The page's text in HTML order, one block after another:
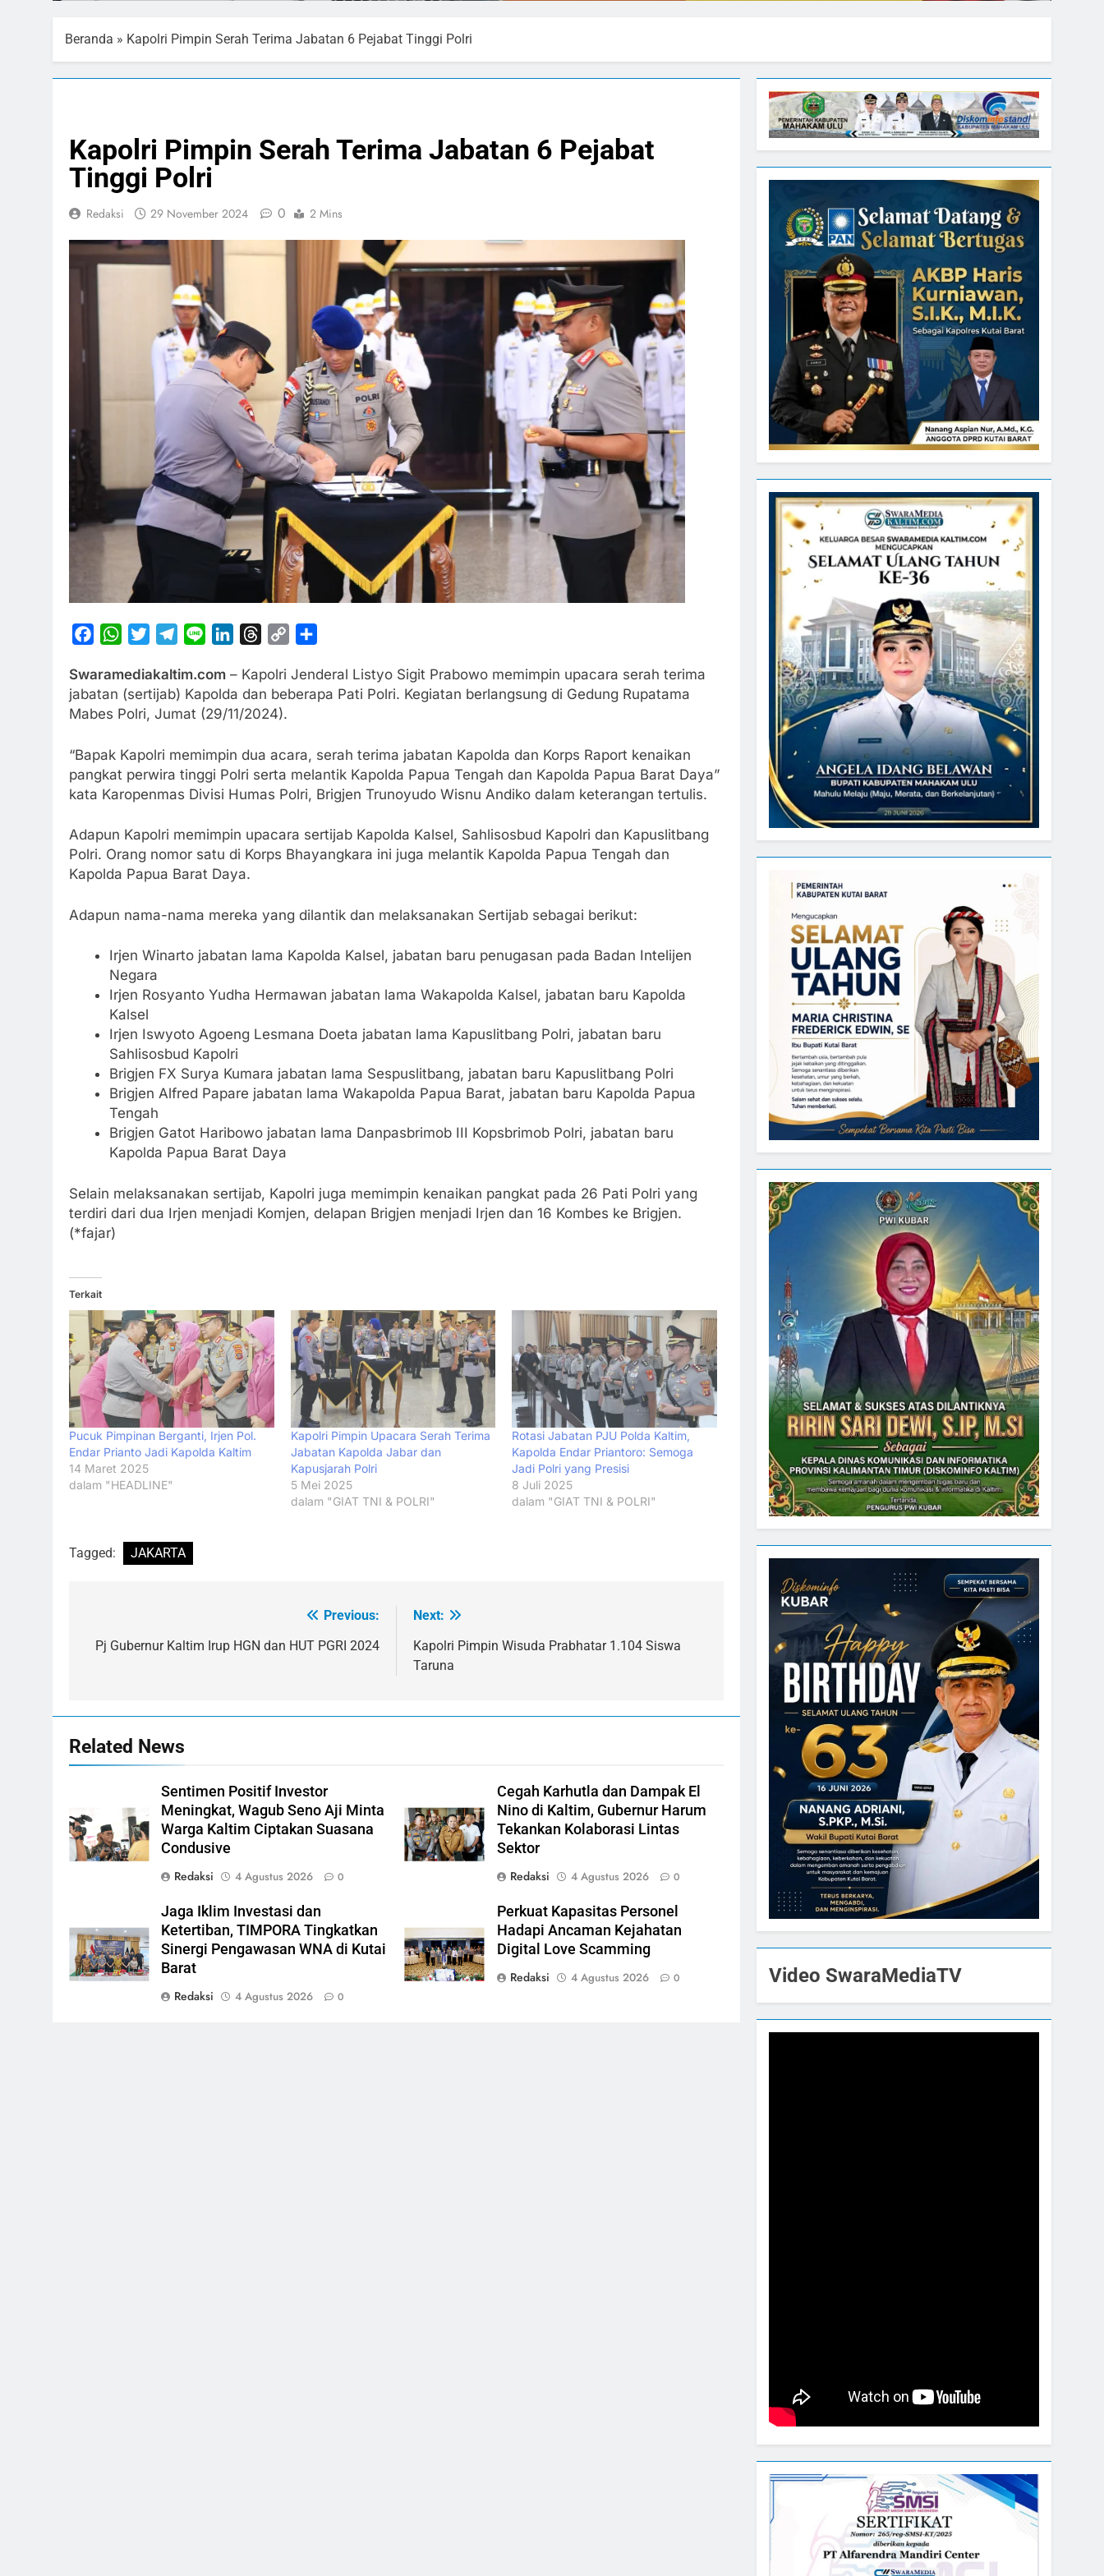
Beranda » Kapolri Pimpin Serah Terima Jabatan 6 Pejabat Tinggi Polri
Kapolri Pimpin Serah Terima Jabatan 6 Pejabat
Tinggi Polri
Redaksi 29 November 2024 0 2 Mins
FacebookWhatsApp
TwitterTelegram
Line LinkedInThreads
Copy
Swaramediakaltim.com – Kapolri Jenderal Listyo Sigit Prabowo memimpin upacara serah terima
jabatan (sertijab) Kapolda dan beberapa Pati Polri. Kegiatan berlangsung di Gedung Rupatama
Mabes Polri, Jumat (29/11/2024).
“Bapak Kapolri memimpin dua acara, serah terima jabatan Kapolda dan Korps Raport kenaikan
pangkat perwira tinggi Polri serta melantik Kapolda Papua Tengah dan Kapolda Papua Barat Daya”
kata Karopenmas Divisi Humas Polri, Brigjen Trunoyudo Wisnu Andiko dalam keterangan tertulis.
Adapun Kapolri memimpin upacara sertijab Kapolda Kalsel, Sahlisosbud Kapolri dan Kapuslitbang
Polri. Orang nomor satu di Korps Bhayangkara ini juga melantik Kapolda Papua Tengah dan
Kapolda Papua Barat Daya.
Adapun nama-nama mereka yang dilantik dan melaksanakan Sertijab sebagai berikut:
Irjen Winarto jabatan lama Kapolda Kalsel, jabatan baru penugasan pada Badan Intelijen
Negara
Irjen Rosyanto Yudha Hermawan jabatan lama Wakapolda Kalsel, jabatan baru Kapolda
Kalsel
Irjen Iswyoto Agoeng Lesmana Doeta jabatan lama Kapuslitbang Polri, jabatan baru
Sahlisosbud Kapolri
Brigjen FX Surya Kumara jabatan lama Sespuslitbang, jabatan baru Kapuslitbang Polri
Brigjen Alfred Papare jabatan lama Wakapolda Papua Barat, jabatan baru Kapolda Papua
Tengah
Brigjen Gatot Haribowo jabatan lama Danpasbrimob III Kopsbrimob Polri, jabatan baru
Kapolda Papua Barat Daya
Selain melaksanakan sertijab, Kapolri juga memimpin kenaikan pangkat pada 26 Pati Polri yang
terdiri dari dua Irjen menjadi Komjen, delapan Brigjen menjadi Irjen dan 16 Kombes ke Brigjen.
(*fajar)
Terkait
Pucuk Pimpinan Berganti, Irjen Pol.
Endar Prianto Jadi Kapolda Kaltim
14 Maret 2025
dalam "HEADLINE"
Kapolri Pimpin Upacara Serah Terima
Jabatan Kapolda Jabar dan
Kapusjarah Polri
5 Mei 2025
dalam "GIAT TNI & POLRI"
Rotasi Jabatan PJU Polda Kaltim,
Kapolda Endar Priantoro: Semoga
Jadi Polri yang Presisi
8 Juli 2025
dalam "GIAT TNI & POLRI"
Tagged: JAKARTA
pos
Previous:
Pj Gubernur Kaltim Irup HGN dan HUT PGRI 2024
Next:
Kapolri Pimpin Wisuda Prabhatar 1.104 Siswa
Taruna
Related News
Sentimen Positif Investor
Meningkat, Wagub Seno Aji Minta
Warga Kaltim Ciptakan Suasana
Condusive
Redaksi
4 Agustus 2026 0
Cegah Karhutla dan Dampak El
Nino di Kaltim, Gubernur Harum
Tekankan Kolaborasi Lintas
Sektor
Redaksi
4 Agustus 2026 0
Jaga Iklim Investasi dan
Ketertiban, TIMPORA Tingkatkan
Sinergi Pengawasan WNA di Kutai
Barat
Redaksi
4 Agustus 2026 0
Perkuat Kapasitas Personel
Hadapi Ancaman Kejahatan
Digital Love Scamming
Redaksi
4 Agustus 2026 0 Video SwaraMediaTV